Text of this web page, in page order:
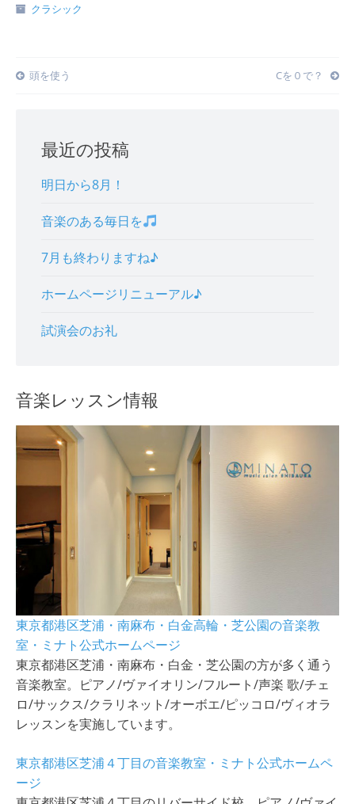
クラシック
Post
navigation
頭を使う Cを０で？
最近の投稿
明日から8月！
音楽のある毎日を
7月も終わりますね♪
ホームページリニューアル♪
試演会のお礼
音楽レッスン情報
東京都港区芝浦・南麻布・白金高輪・芝公園の音楽教
室・ミナト公式ホームページ
東京都港区芝浦・南麻布・白金・芝公園の方が多く通う
音楽教室。ピアノ/ヴァイオリン/フルート/声楽 歌/チェ
ロ/サックス/クラリネット/オーボエ/ピッコロ/ヴィオラ
レッスンを実施しています。
東京都港区芝浦４丁目の音楽教室・ミナト公式ホームペ
ージ